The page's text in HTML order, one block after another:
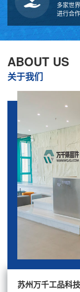
多家世
进行合
ABOUT US
关于我们
苏州万千工品科